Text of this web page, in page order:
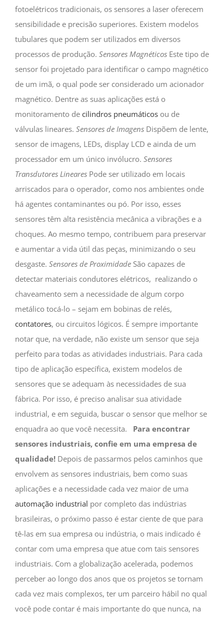
fotoelétricos tradicionais, os sensores a laser oferecem
sensibilidade e precisão superiores. Existem modelos
tubulares que podem ser utilizados em diversos
processos de produção. Sensores Magnéticos Este tipo de
sensor foi projetado para identificar o campo magnético
de um imã, o qual pode ser considerado um acionador
magnético. Dentre as suas aplicações está o
monitoramento de cilindros pneumáticos ou de
válvulas lineares. Sensores de Imagens Dispõem de lente,
sensor de imagens, LEDs, display LCD e ainda de um
processador em um único invólucro. Sensores
Transdutores Lineares Pode ser utilizado em locais
arriscados para o operador, como nos ambientes onde
há agentes contaminantes ou pó. Por isso, esses
sensores têm alta resistência mecânica a vibrações e a
choques. Ao mesmo tempo, contribuem para preservar
e aumentar a vida útil das peças, minimizando o seu
desgaste. Sensores de Proximidade São capazes de
detectar materiais condutores elétricos, realizando o
chaveamento sem a necessidade de algum corpo
metálico tocá-lo – sejam em bobinas de relés,
contatores, ou circuitos lógicos. É sempre importante
notar que, na verdade, não existe um sensor que seja
perfeito para todas as atividades industriais. Para cada
tipo de aplicação específica, existem modelos de
sensores que se adequam às necessidades de sua
fábrica. Por isso, é preciso analisar sua atividade
industrial, e em seguida, buscar o sensor que melhor se
enquadra ao que você necessita. Para encontrar
sensores industriais, confie em uma empresa de
qualidade! Depois de passarmos pelos caminhos que
envolvem as sensores industriais, bem como suas
aplicações e a necessidade cada vez maior de uma
automação industrial por completo das indústrias
brasileiras, o próximo passo é estar ciente de que para
tê-las em sua empresa ou indústria, o mais indicado é
contar com uma empresa que atue com tais sensores
industriais. Com a globalização acelerada, podemos
perceber ao longo dos anos que os projetos se tornam
cada vez mais complexos, ter um parceiro hábil no qual
você pode contar é mais importante do que nunca, na